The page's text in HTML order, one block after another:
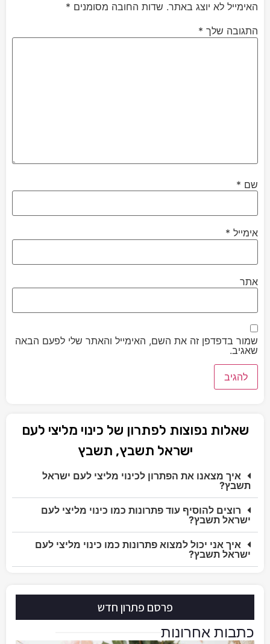
האימייל לא יוצג באתר. שדות החובה מסומנים *
התגובה שלך *
שם *
אימייל *
אתר
שמור בדפדפן זה את השם, האימייל והאתר שלי לפעם הבאה
שאגיב.
שאלות נפוצות לפתרון של כינוי מליצי לעם
ישראל תשבץ, תשבץ
איך מצאנו את הפתרון לכינוי מליצי לעם ישראל
תשבץ?
רוצים להוסיף עוד פתרונות כמו כינוי מליצי לעם
ישראל תשבץ?
איך אני יכול למצוא פתרונות כמו כינוי מליצי לעם
ישראל תשבץ?
פרסם פתרון חדש
כתבות אחרונות